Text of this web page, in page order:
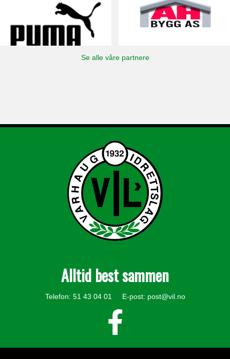
Se alle våre partnere
Alltid best sammen
Telefon: 51 43 04 01 E-post: post@vil.no